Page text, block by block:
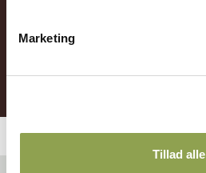
Marketing
Tillad alle